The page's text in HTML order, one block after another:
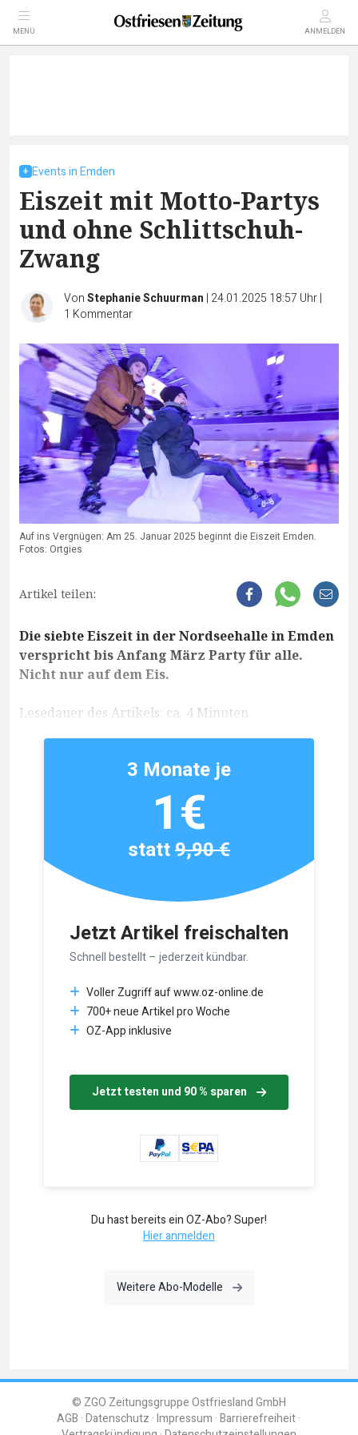
MENÜ ANMELDEN
Events in Emden
Eiszeit mit Motto-Partys
und ohne Schlittschuh-
Zwang
VonStephanie Schuurman | 24.01.2025 18:57 Uhr|
1 Kommentar
Auf ins Vergnügen: Am 25. Januar 2025 beginnt die Eiszeit Emden.
Fotos: Ortgies
Artikel teilen:
Die siebte Eiszeit in der Nordseehalle in Emden
verspricht bis Anfang März Party für alle.
Nicht nur auf dem Eis.
Lesedauer des Artikels: ca. 4 Minuten
Jetzt Artikel freischalten
Schnell bestellt – jederzeit kündbar.
Voller Zugriff auf www.oz-online.de
700+ neue Artikel pro Woche
OZ-App inklusive
Jetzt testen und 90 % sparen
3 Monate je
1€
statt9,90 €
Du hast bereits ein OZ-Abo? Super!
Hier anmelden
Weitere Abo-Modelle
© ZGO Zeitungsgruppe Ostfriesland GmbH
AGB Datenschutz Impressum Barrierefreiheit